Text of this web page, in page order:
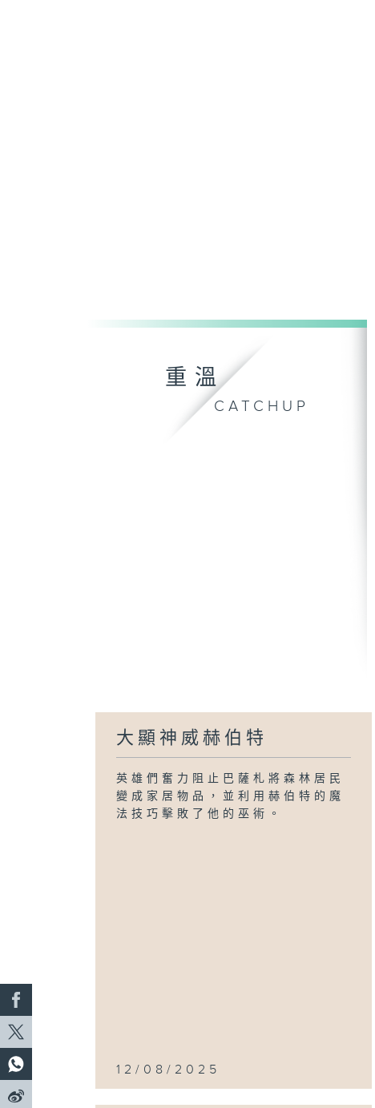
重溫
CATCHUP
大顯神威赫伯特
英雄們奮力阻止巴薩札將森林居民
變成家居物品，並利用赫伯特的魔
法技巧擊敗了他的巫術。
12/08/2025